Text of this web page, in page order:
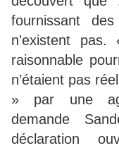
fournissant
n'existent pas.
raisonnable
n’étaient pas
» par une
demande
déclaration